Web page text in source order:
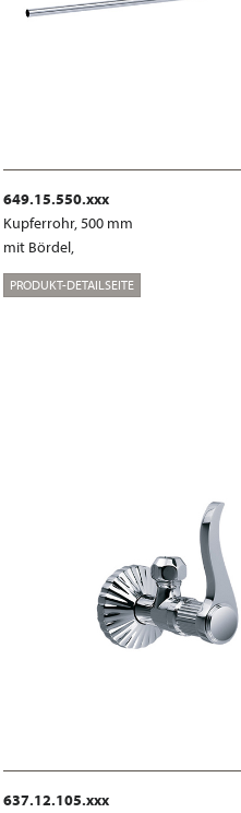
649.15.550.xxx
Kupferrohr, 500 mm
mit Bördel,
PRODUKT-DETAILSEITE
637.12.105.xxx